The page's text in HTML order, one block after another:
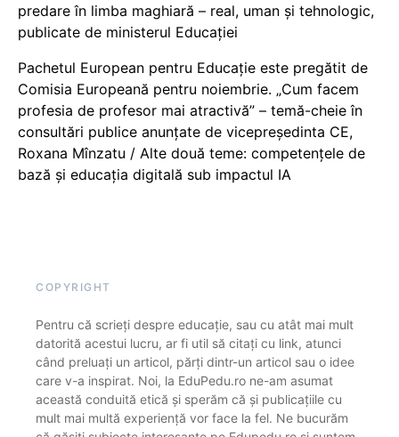
predare în limba maghiară – real, uman și tehnologic,
publicate de ministerul Educației
Pachetul European pentru Educație este pregătit de
Comisia Europeană pentru noiembrie. „Cum facem
profesia de profesor mai atractivă” – temă-cheie în
consultări publice anunțate de vicepreședinta CE,
Roxana Mînzatu / Alte două teme: competențele de
bază și educația digitală sub impactul IA
COPYRIGHT
Pentru că scrieți despre educație, sau cu atât mai mult
datorită acestui lucru, ar fi util să citați cu link, atunci
când preluați un articol, părți dintr-un articol sau o idee
care v-a inspirat. Noi, la EduPedu.ro ne-am asumat
această conduită etică și sperăm că și publicațiile cu
mult mai multă experiență vor face la fel. Ne bucurăm